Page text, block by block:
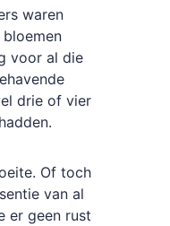
waren
voor al die
drie of vier
Of toch
van al
er geen rust